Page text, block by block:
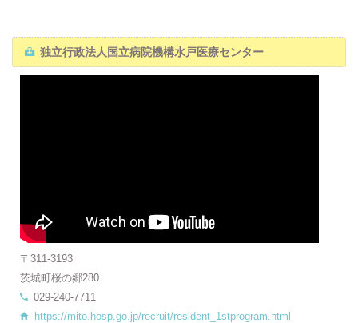
独立行政法人国立病院機構水戸医療センター
〒311-3193
茨城町桜の郷280
029-240-7711
https://mito.hosp.go.jp/recruit/resident_1stprogram.html